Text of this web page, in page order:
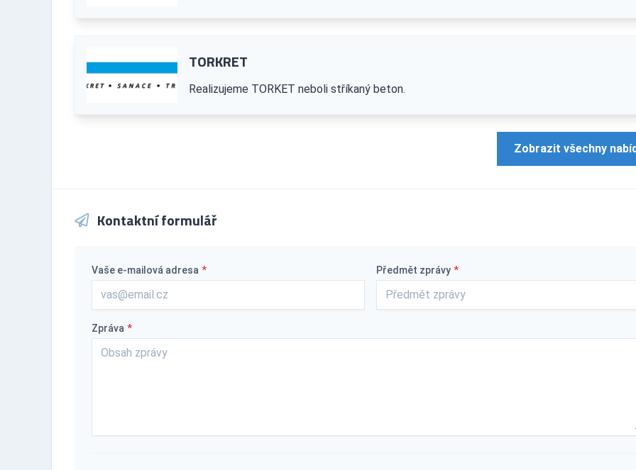
TORKRET
Realizujeme TORKET neboli stříkaný beton.
Zobrazit všechny
Kontaktní formulář
Vaše e-mailová adresa * Předmět zprávy *
Zpráva *